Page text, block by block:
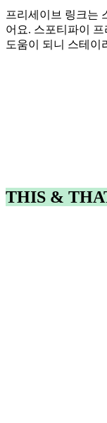
프리세이브 링크는
어요. 스포티파이
THIS &